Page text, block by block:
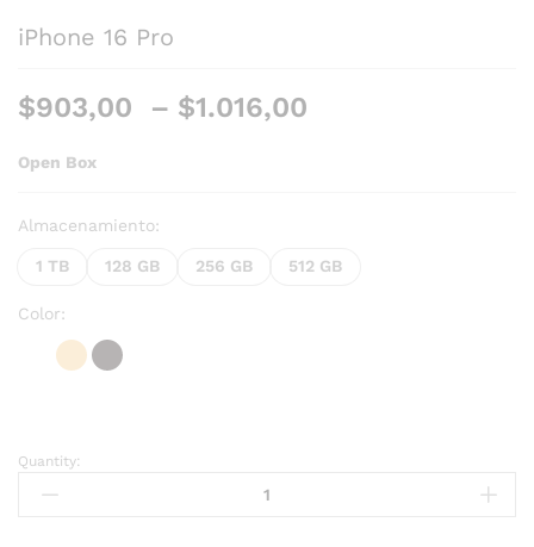
iPhone 16 Pro
$903,00 – $1.016,00
Open Box
Almacenamiento:
1 TB 128 GB 256 GB 512 GB
Color:
Quantity: